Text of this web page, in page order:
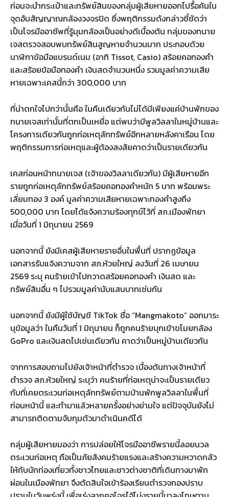
ก่อนจะนำกระเป๋าและทรัพย์สินของกลุ่มผู้เสียหายออกไปรื้อค้นใน
จุดอับสัญญาณกล้องวงจรปิด ซึ่งพฤติกรรมดังกล่าวชี้ชัดว่า
เป็นโจรมืออาชีพที่รู้มุมกล้องเป็นอย่างดีเบื้องต้น กลุ่มของทนาย
เจสตรวจสอบพบทรัพย์สินสูญหายจำนวนมาก ประกอบด้วย
นาฬิกาข้อมือแบรนด์เนม (อาทิ Tissot, Casio) สร้อยคอทองคำ
และสร้อยข้อมือทองคำ เงินสดจำนวนหนึ่ง รวมมูลค่าความเสีย
หายเฉพาะเคสนี้กว่า 300,000 บาท
ที่น่าตกใจไปกว่านั้นคือ ในคืนเดียวกันไม่ได้มีเพียงแค่บ้านพักของ
ทนายเจสเท่านั้นที่ตกเป็นเหยื่อ แต่พบว่ามีพูลวิลลาในหมู่บ้านและ
โครงการเดียวกันถูกก่อเหตุลักทรัพย์อีกหลายหลังคาเรือน โดย
พฤติกรรมการก่อเหตุและผู้ต้องสงสัยคาดว่าเป็นรายเดียวกัน
เคสก่อนหน้าทนายเจส (เจ้าของวิลลาเดียวกัน) มีผู้เสียหายอีก
รายถูกก่อเหตุลักทรัพย์สร้อยคอทองคำหนัก 5 บาท พร้อมพระ
เลี่ยมทอง 3 องค์ มูลค่าความเสียหายเฉพาะทองคำสูงถึง
500,000 บาท โดยได้แจ้งความร้องทุกข์ไว้ที่ สภ.เมืองพัทยา
เมื่อวันที่ 1 มิถุนายน 2569
นอกจากนี้ ยังมีเคสผู้เสียหายรายอื่นในพื้นที่ ปรากฏข้อมูล
เอกสารรับแจ้งความจาก สภ.ห้วยใหญ่ ลงวันที่ 26 เมษายน
2569 ระบุ คนร้ายเข้าไปกวาดสร้อยคอทองคำ เงินสด และ
ทรัพย์สินอื่น ๆ ไปรวมมูลค่านับแสนบาทเช่นกัน
นอกจากนี้ ยังมีผู้ใช้บัญชี TikTok ชื่อ “Mangmakoto” ออกมาระ
บุข้อมูลว่า ในคืนวันที่ 1 มิถุนายน ก็ถูกคนร้ายบุกเข้าขโมยกล้อง
GoPro และเงินสดไปเช่นเดียวกัน คาดว่าเป็นหมู่บ้านเดียวกัน
จากการสอบถามไปยังเจ้าหน้าที่ตำรวจ เบื้องต้นทางเจ้าหน้าที่
ตำรวจ สภ.ห้วยใหญ่ ระบุว่า คนร้ายที่ก่อเหตุน่าจะเป็นรายเดียว
กับที่เคยตระเวนก่อเหตุลักทรัพย์ตามบ้านพักพูลวิลลาในพื้นที่
ก่อนหน้านี้ และทำมาแล้วหลายครั้งอย่างย่ามใจ แต่ปัจจุบันยังไม่
สามารถติดตามจับกุมตัวมาดำเนินคดีได้
กลุ่มผู้เสียหายมองว่า การปล่อยให้โจรมืออาชีพรายนี้ลอยนวล
ตระเวนก่อเหตุ ถือเป็นภัยสังคมร้ายแรงและสร้างความหวาดกลัว
ให้กับนักท่องเที่ยวทั้งชาวไทยและชาวต่างชาติที่เดินทางมาพัก
ผ่อนในเมืองพัทยา จึงตัดสินใจเข้าร้องเรียนตำรวจกองปราบ